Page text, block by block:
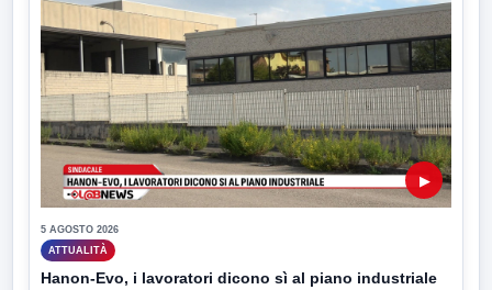
▶
5 AGOSTO 2026
ATTUALITÀ
Hanon-Evo, i lavoratori dicono sì al piano industriale